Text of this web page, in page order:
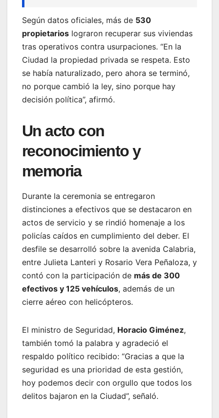
Según datos oficiales, más de 530
propietarios lograron recuperar sus viviendas
tras operativos contra usurpaciones. “En la
Ciudad la propiedad privada se respeta. Esto
se había naturalizado, pero ahora se terminó,
no porque cambió la ley, sino porque hay
decisión política”, afirmó.
Un acto con
reconocimiento y
memoria
Durante la ceremonia se entregaron
distinciones a efectivos que se destacaron en
actos de servicio y se rindió homenaje a los
policías caídos en cumplimiento del deber. El
desfile se desarrolló sobre la avenida Calabria,
entre Julieta Lanteri y Rosario Vera Peñaloza, y
contó con la participación de más de 300
efectivos y 125 vehículos, además de un
cierre aéreo con helicópteros.
El ministro de Seguridad, Horacio Giménez,
también tomó la palabra y agradeció el
respaldo político recibido: “Gracias a que la
seguridad es una prioridad de esta gestión,
hoy podemos decir con orgullo que todos los
delitos bajaron en la Ciudad”, señaló.